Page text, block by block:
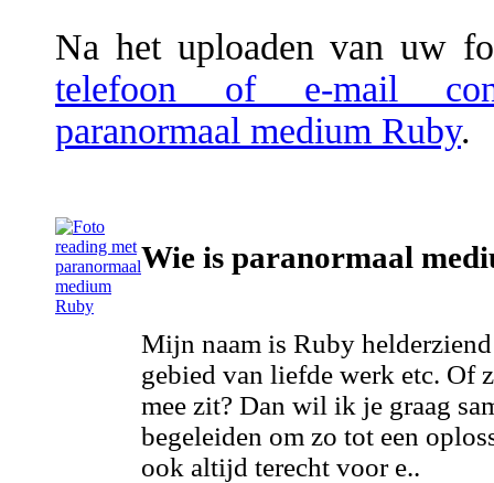
Na het uploaden van uw
telefoon of e-mail
paranormaal medium Ruby.
Wie is paranormaal
Mijn naam is Ruby
gebied van liefde werk etc. Of
mee zit? Dan wil ik je graag
begeleiden om zo tot een
ook altijd terecht voor e..